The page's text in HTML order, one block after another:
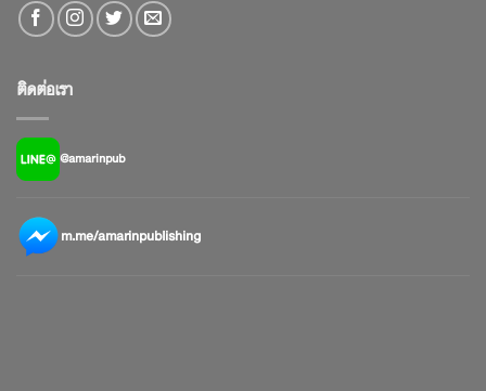
ติดต่อเรา
@amarinpub
m.me/amarinpublishing